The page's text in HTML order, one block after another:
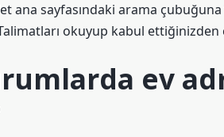
ana sayfasındaki arama
okuyup kabul ettiğinizden
ev